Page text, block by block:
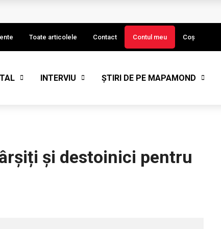
de an
Toate articolele Contact Contul meu Coș
INTERVIU ȘTIRI DE PE MAPAMOND
și destoinici pentru